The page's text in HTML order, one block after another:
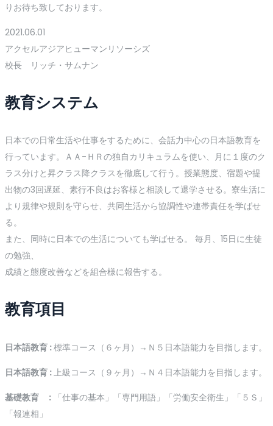
りお待ち致しております。
2021.06.01
アクセルアジアヒューマンリソーシズ
校長 リッチ・サムナン
教育システム
日本での日常生活や仕事をするために、会話力中心の日本語教育を
行っています。ＡＡ-ＨＲの独自カリキュラムを使い、月に１度のク
ラス分けと昇クラス降クラスを徹底して行う。授業態度、宿題や提
出物の3回遅延、素行不良はお客様と相談して退学させる。寮生活に
より規律や規則を守らせ、共同生活から協調性や連帯責任を学ばせ
る。
また、同時に日本での生活についても学ばせる。 毎月、15日に生徒
の勉強、
成績と態度改善などを組合様に報告する。
教育項目
日本語教育 :標準コース（６ヶ月）→Ｎ５日本語能力を目指します。
日本語教育 : 上級コース（９ヶ月）→Ｎ４日本語能力を目指します。
基礎教育 : 「仕事の基本」「専門用語」「労働安全衛生」「５Ｓ」
「報連相」